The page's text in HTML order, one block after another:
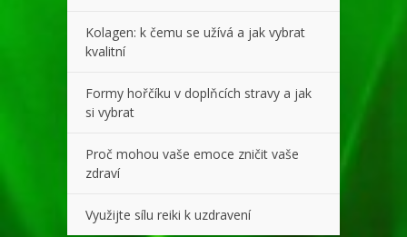
Kolagen: k čemu se užívá a jak vybrat
kvalitní
Formy hořčíku v doplňcích stravy a jak
si vybrat
Proč mohou vaše emoce zničit vaše
zdraví
Využijte sílu reiki k uzdravení